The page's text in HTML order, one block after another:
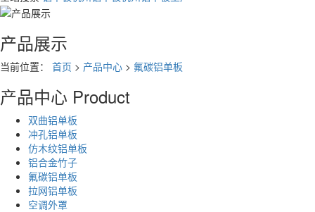
产品展示
当前位置： 首页 > 产品中心 > 氟碳铝单板
产品中心 Product
双曲铝单板
冲孔铝单板
仿木纹铝单板
铝合金竹子
氟碳铝单板
拉网铝单板
空调外罩